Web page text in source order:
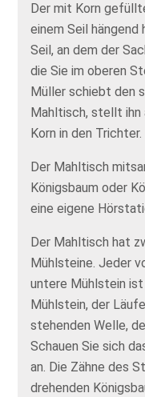
Der mit Korn
einem Seil hängend
Seil, an dem der
die Sie im oberen
Müller schiebt den
Mahltisch, stellt
Korn in den Trichter.
Der Mahltisch
Königsbaum oder
eine eigene
Der Mahltisch hat
Mühlsteine. Jeder
untere Mühlstein
Mühlstein, der
stehenden Welle,
Schauen Sie sich
an. Die Zähne des
drehenden